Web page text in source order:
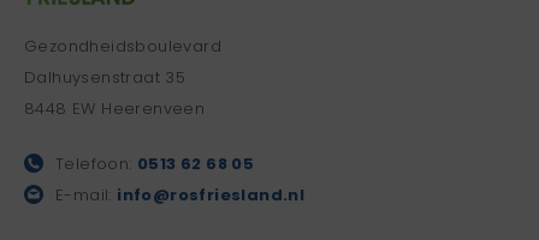
Gezondheidsboulevard
Dalhuysenstraat 35
8448 EW Heerenveen
Telefoon: 0513 62 68 05
E-mail: info@rosfriesland.nl